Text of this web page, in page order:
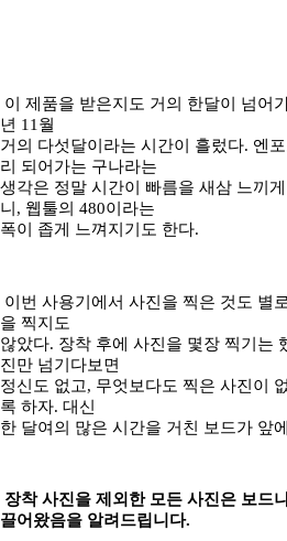
이 제품을 받은지도 거의 한달이 넘어
년 11월
거의 다섯달이라는 시간이 흘렀다. 엔
리 되어가는 구나라는
생각은 정말 시간이 빠름을 새삼 느끼
니, 웹툴의 480이라는
폭이 좁게 느껴지기도 한다.
이번 사용기에서 사진을 찍은 것도 별
을 찍지도
않았다. 장착 후에 사진을 몇장 찍기는
진만 넘기다보면
정신도 없고, 무엇보다도 찍은 사진이
록 하자. 대신
한 달여의 많은 시간을 거친 보드가 앞
장착 사진을 제외한 모든 사진은 보드
끌어왔음을 알려드립니다.